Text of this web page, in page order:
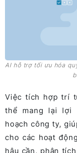
AI hỗ trợ tối ưu hóa
Việc tích hợp trí
thể mang lại lợi
hoạch công ty,
cho các hoạt
hậu cần, phân